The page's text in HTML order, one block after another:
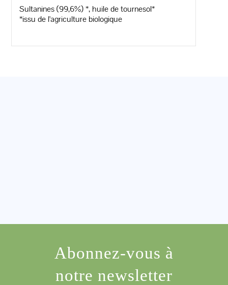
Sultanines (99,6%) *, huile de tournesol*
*issu de l'agriculture biologique
Abonnez-vous à
notre newsletter